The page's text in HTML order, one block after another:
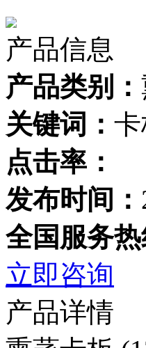
产品信息
产品类别：
关键词：
点击率：
发布时间：
全国服务热
立即咨询
产品详情